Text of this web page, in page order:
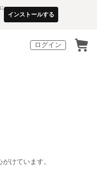
インストールする
ログイン
けています。